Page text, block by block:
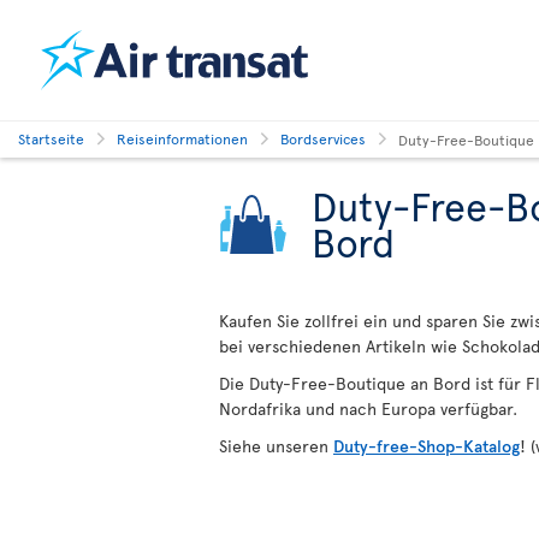
Startseite Reiseinformationen Bordservices Duty-Free-Boutique
Duty-Free-
Bord
Kaufen Sie zollfrei ein und sparen Sie
bei verschiedenen Artikeln wie
Die Duty-Free-Boutique an Bord ist für
Nordafrika und nach Europa verfügbar.
Siehe unseren Duty-free-Shop-Katalog!